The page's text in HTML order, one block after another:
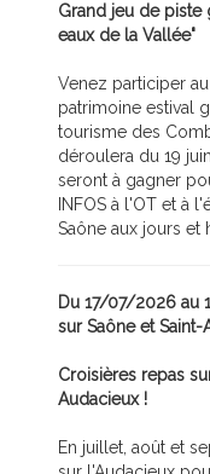
Grand jeu de piste
eaux de la Vallée"
Venez participer
patrimoine estival
tourisme des
déroulera du 19
seront à gagner
INFOS à l'OT et à
Saône aux jours et
Du 17/07/2026 au
sur Saône et Saint-
Croisières repas
Audacieux !
En juillet, août et